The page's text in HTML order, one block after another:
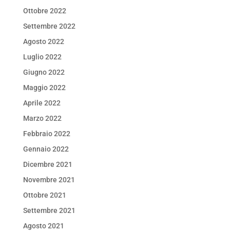
Ottobre 2022
Settembre 2022
Agosto 2022
Luglio 2022
Giugno 2022
Maggio 2022
Aprile 2022
Marzo 2022
Febbraio 2022
Gennaio 2022
Dicembre 2021
Novembre 2021
Ottobre 2021
Settembre 2021
Agosto 2021